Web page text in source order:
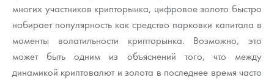
многих участников крипторынка, цифровое золото быстро
набирает популярность как средство парковки капитала в
моменты волатильности крипторынка. Возможно, это
может быть одним из объяснений того, что между
динамикой криптовалют и золота в последнее время часто